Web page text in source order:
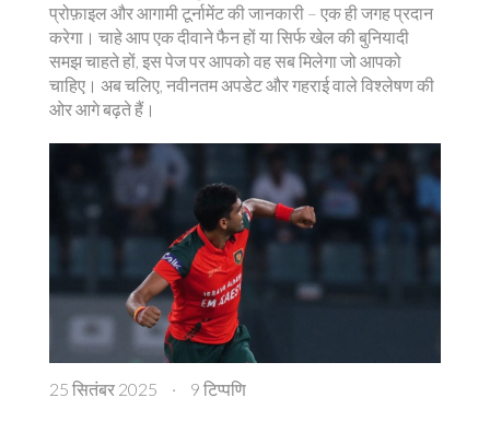
प्रोफ़ाइल और आगामी टूर्नामेंट की जानकारी – एक ही जगह प्रदान
करेगा। चाहे आप एक दीवाने फैन हों या सिर्फ खेल की बुनियादी
समझ चाहते हों, इस पेज पर आपको वह सब मिलेगा जो आपको
चाहिए। अब चलिए, नवीनतम अपडेट और गहराई वाले विश्लेषण की
ओर आगे बढ़ते हैं।
25 सितंबर 2025 · 9 टिप्पणि